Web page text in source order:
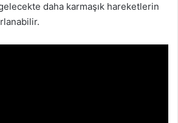
daha karmaşık hareketlerin